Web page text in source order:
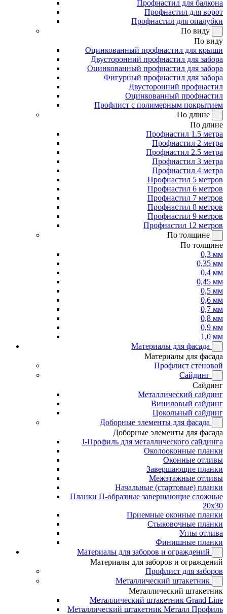
Профнастил для балкона
Профнастил для ворот
Профнастил для опалубки
По виду
По виду
Оцинкованный профнастил для крыши
Двусторонний профнастил для забора
Оцинкованный профнастил для забора
Фигурный профнастил для забора
Двусторонний профнастил
Оцинкованный профнастил
Профлист с полимерным покрытием
По длине
По длине
Профнастил 1.5 метра
Профнастил 2 метра
Профнастил 2.5 метра
Профнастил 3 метра
Профнастил 4 метра
Профнастил 5 метров
Профнастил 6 метров
Профнастил 7 метров
Профнастил 8 метров
Профнастил 9 метров
Профнастил 12 метров
По толщине
По толщине
0,3 мм
0,35 мм
0,4 мм
0,45 мм
0,5 мм
0,6 мм
0,7 мм
0,8 мм
0,9 мм
1,0 мм
Материалы для фасада
Материалы для фасада
Профлист стеновой
Сайдинг
Сайдинг
Металлический сайдинг
Виниловый сайдинг
Цокольный сайдинг
Доборные элементы для фасада
Доборные элементы для фасада
J-Профиль для металлического сайдинга
Околооконные планки
Оконные отливы
Завершающие планки
Межэтажные отливы
Начальные (стартовые) планки
Планки П-образные завершающие сложные
20x30
Приемные оконные планки
Стыковочные планки
Углы отлива
Финишные планки
Материалы для заборов и ограждений
Материалы для заборов и ограждений
Профлист для заборов
Металлический штакетник
Металлический штакетник
Металлический штакетник Grand Line
Металлический штакетник Металл Профиль